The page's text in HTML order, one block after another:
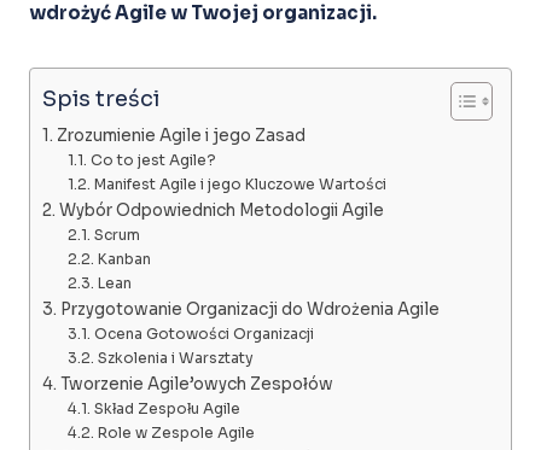
wdrożyć Agile w Twojej organizacji.
Spis treści
Zrozumienie Agile i jego Zasad
Co to jest Agile?
Manifest Agile i jego Kluczowe Wartości
Wybór Odpowiednich Metodologii Agile
Scrum
Kanban
Lean
Przygotowanie Organizacji do Wdrożenia Agile
Ocena Gotowości Organizacji
Szkolenia i Warsztaty
Tworzenie Agile’owych Zespołów
Skład Zespołu Agile
Role w Zespole Agile